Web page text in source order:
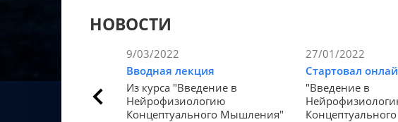
НОВОСТИ
9/03/2022
Вводная лекция
Из курса "Введение в
Нейрофизиологию
Концептуального Мышления"
27/01/2022
Стартовал
"Введение в